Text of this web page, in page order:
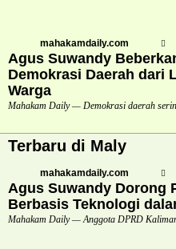
mahakamdaily.com
Agus Suwandy
Demokrasi Daerah dari
Warga
Mahakam Daily — Demokrasi daerah
Terbaru di Maly
mahakamdaily.com
Agus Suwandy Dorong
Berbasis Teknologi
Mahakam Daily — Anggota DPRD